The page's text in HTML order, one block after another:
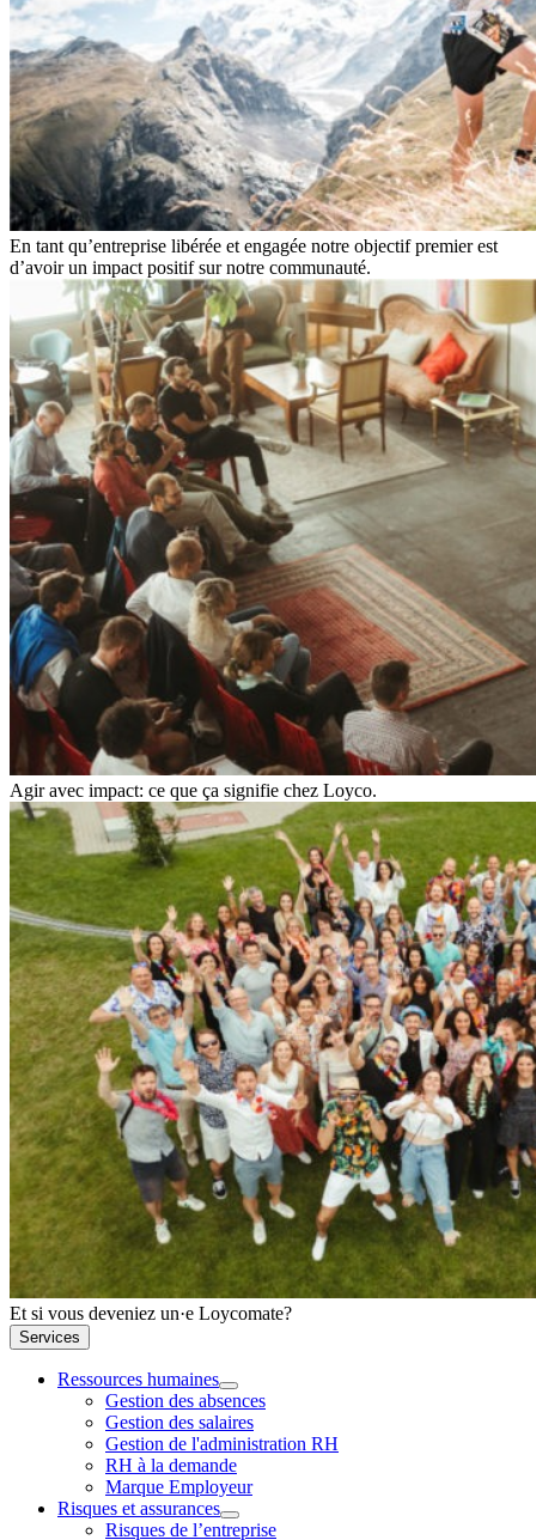
En tant qu’entreprise libérée et engagée notre objectif premier est
d’avoir un impact positif sur notre communauté.
Agir avec impact: ce que ça signifie chez Loyco.
Et si vous deveniez un·e Loycomate?
Services
Ressources humaines
Gestion des absences
Gestion des salaires
Gestion de l'administration RH
RH à la demande
Marque Employeur
Risques et assurances
Risques de l’entreprise